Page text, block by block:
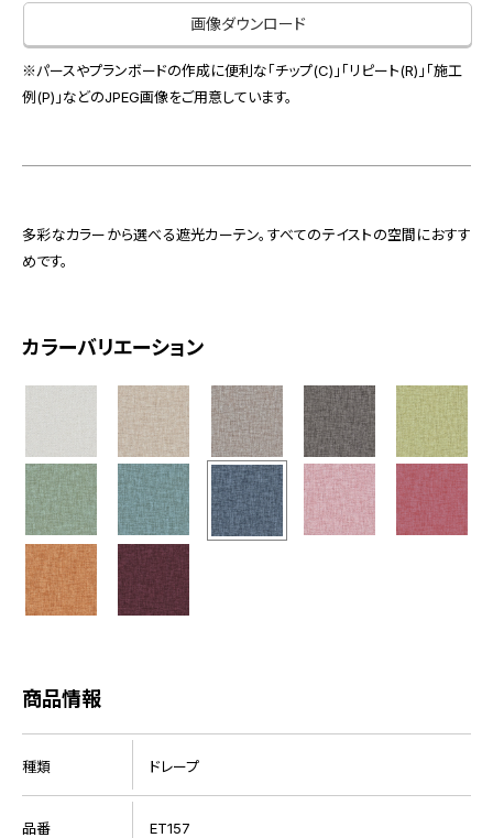
サンプル・カタログ請求／お問い合わせ（ビジネスのお客様）
スペースソリューション事業
オフィスソリューション事業
会社情報
EN CN
画像ダウンロード
※パースやプランボードの作成に便利な「チップ(C)」「リピート(R)」「施工
例(P)」などのJPEG画像をご用意しています。
多彩なカラーから選べる遮光カーテン。すべてのテイストの空間におすす
めです。
カラーバリエーション
商品情報
種類 ドレープ
品番 ET157